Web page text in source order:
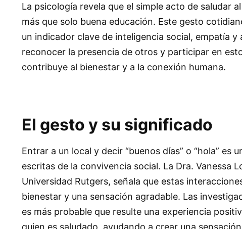
La psicología revela que el simple acto de saludar
más que solo buena educación. Este gesto
un indicador clave de inteligencia social, empatía
reconocer la presencia de otros y participar en
contribuye al bienestar y a la conexión humana.
El gesto y su significado
Entrar a un local y decir “buenos días” o “hola” es
escritas de la convivencia social. La Dra. Vanessa
Universidad Rutgers, señala que estas
bienestar y una sensación agradable. Las
es más probable que resulte una experiencia
quien es saludado, ayudando a crear una